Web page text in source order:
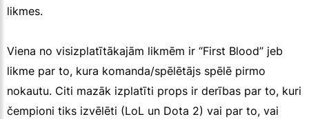
likmes.
Viena no visizplatītākajām likmēm ir “First Blood” jeb
likme par to, kura komanda/spēlētājs spēlē pirmo
nokautu. Citi mazāk izplatīti props ir derības par to, kuri
čempioni tiks izvēlēti (LoL un Dota 2) vai par to, vai